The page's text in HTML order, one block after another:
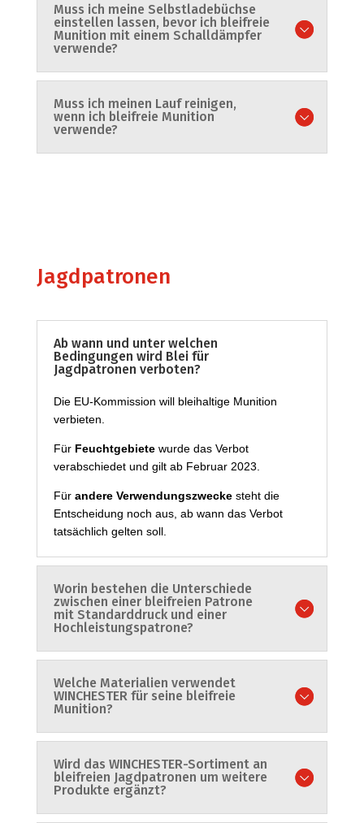
Muss ich meine Selbstladebüchse
einstellen lassen, bevor ich bleifreie
Munition mit einem Schalldämpfer
verwende?
Muss ich meinen Lauf reinigen,
wenn ich bleifreie Munition
verwende?
Jagdpatronen
Ab wann und unter welchen
Bedingungen wird Blei für
Jagdpatronen verboten?
Die EU-Kommission will bleihaltige Munition
verbieten.
Für Feuchtgebietewurde das Verbot
verabschiedet und gilt ab Februar 2023.
Für andere Verwendungszweckesteht die
Entscheidung noch aus, ab wann das Verbot
tatsächlich gelten soll.
Worin bestehen die Unterschiede
zwischen einer bleifreien Patrone
mit Standarddruck und einer
Hochleistungspatrone?
Welche Materialien verwendet
WINCHESTER für seine bleifreie
Munition?
Wird das WINCHESTER-Sortiment an
bleifreien Jagdpatronen um weitere
Produkte ergänzt?